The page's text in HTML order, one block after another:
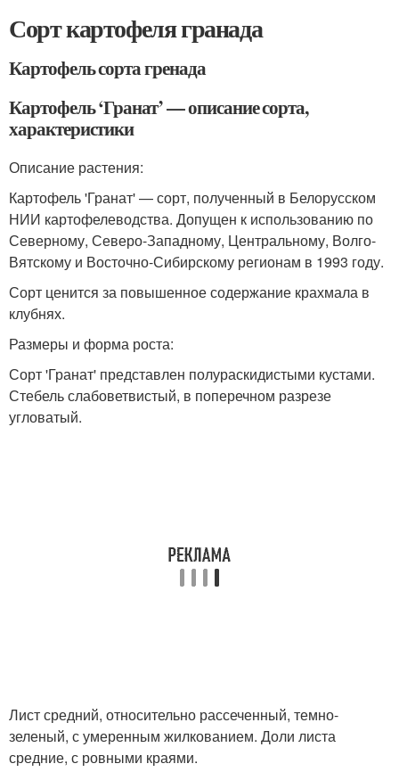
Сорт картофеля гранада
Картофель сорта гренада
Картофель ‘Гранат’ — описание сорта,
характеристики
Описание растения:
Картофель 'Гранат' — сорт, полученный в Белорусском
НИИ картофелеводства. Допущен к использованию по
Северному, Северо-Западному, Центральному, Волго-
Вятскому и Восточно-Сибирскому регионам в 1993 году.
Сорт ценится за повышенное содержание крахмала в
клубнях.
Размеры и форма роста:
Сорт 'Гранат' представлен полураскидистыми кустами.
Стебель слабоветвистый, в поперечном разрезе
угловатый.
Лист средний, относительно рассеченный, темно-
зеленый, с умеренным жилкованием. Доли листа
средние, с ровными краями.